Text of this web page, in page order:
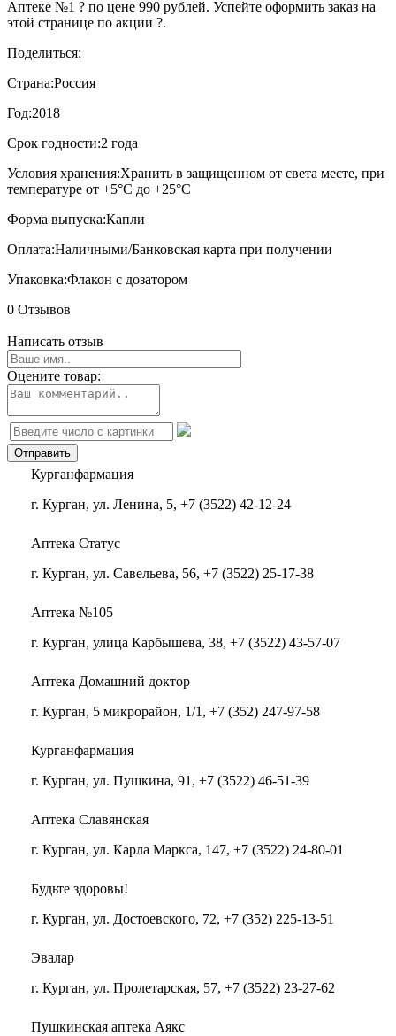
Аптеке №1 ? по цене 990 рублей. Успейте оформить заказ на
этой странице по акции ?.
Поделиться:
Страна:Россия
Год:2018
Срок годности:2 года
Условия хранения:Хранить в защищенном от света месте, при
температуре от +5°С до +25°С
Форма выпуска:Капли
Оплата:Наличными/Банковская карта при получении
Упаковка:Флакон с дозатором
0 Отзывов
Написать отзыв
Оцените товар:
Курганфармация
г. Курган, ул. Ленина, 5, +7 (3522) 42-12-24
Аптека Статус
г. Курган, ул. Савельева, 56, +7 (3522) 25-17-38
Аптека №105
г. Курган, улица Карбышева, 38, +7 (3522) 43-57-07
Аптека Домашний доктор
г. Курган, 5 микрорайон, 1/1, +7 (352) 247-97-58
Курганфармация
г. Курган, ул. Пушкина, 91, +7 (3522) 46-51-39
Аптека Славянская
г. Курган, ул. Карла Маркса, 147, +7 (3522) 24-80-01
Будьте здоровы!
г. Курган, ул. Достоевского, 72, +7 (352) 225-13-51
Эвалар
г. Курган, ул. Пролетарская, 57, +7 (3522) 23-27-62
Пушкинская аптека Аякс